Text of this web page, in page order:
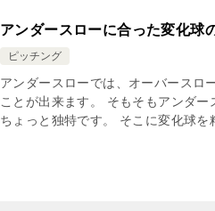
アンダースローに合った変化球
ピッチング
アンダースローでは、オーバースロ
ことが出来ます。 そもそもアンダー
ちょっと独特です。 そこに変化球